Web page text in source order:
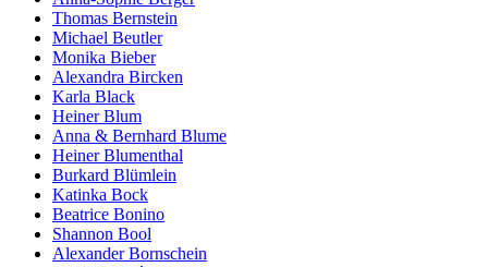
Thomas Bernstein
Michael Beutler
Monika Bieber
Alexandra Bircken
Karla Black
Heiner Blum
Anna & Bernhard Blume
Heiner Blumenthal
Burkard Blümlein
Katinka Bock
Beatrice Bonino
Shannon Bool
Alexander Bornschein